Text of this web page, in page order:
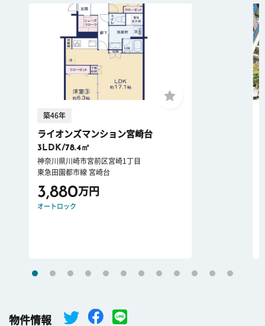
築46年
ライオンズマンション宮崎台
3LDK/78.4㎡
神奈川県川崎市宮前区宮崎1丁目
東急田園都市線 宮崎台
3,880万円
オートロック
物件情報